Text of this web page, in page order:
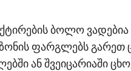
ბოლო ვადებია
ფარგლებს
ან შვეიცარიაში